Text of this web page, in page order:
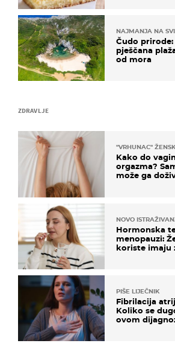
ZDRAVLJE
"VRHUNAC"
Kako do
orgazma?
može ga
NOVO
Hormonska
menopauzi:
koriste imaju
PIŠE LIJEČNIK
Fibrilacija
Koliko se
ovom
NAJMANJA NA
Čudo
pješčana
od mora